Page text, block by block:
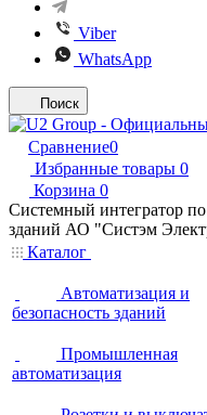
Viber
WhatsApp
Поиск
Сравнение0
Избранные товары 0
Корзина 0
Системный интегратор
зданий АО "Систэм
Каталог
Автоматизация и
безопасность зданий
Промышленная
автоматизация